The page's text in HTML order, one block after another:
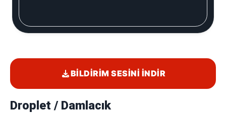
Droplet / Damlacık
BILDIRIM SESINI İNDIR